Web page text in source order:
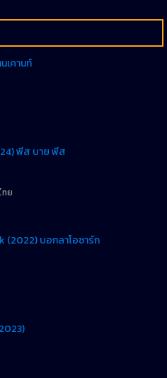
เคานท์
พีส บาย พีส
ทย
(2022) บอกลาโอซาร์ก